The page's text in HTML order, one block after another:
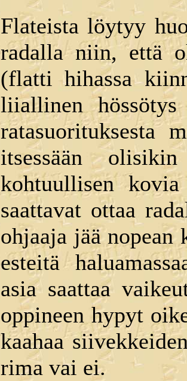
Flateista löytyy
radalla niin, että
(flatti hihassa
liiallinen
ratasuorituksesta
itsessään
kohtuullisen
saattavat ottaa
ohjaaja jää nopean
esteitä
asia saattaa
oppineen hypyt
kaahaa
rima vai ei.